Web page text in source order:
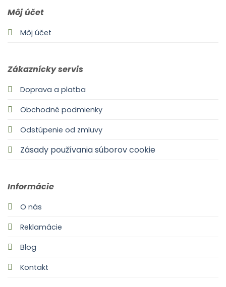
Môj účet
Môj účet
Zákaznícky servis
Doprava a platba
Obchodné podmienky
Odstúpenie od zmluvy
Zásady používania súborov cookie
Informácie
O nás
Reklamácie
Blog
Kontakt